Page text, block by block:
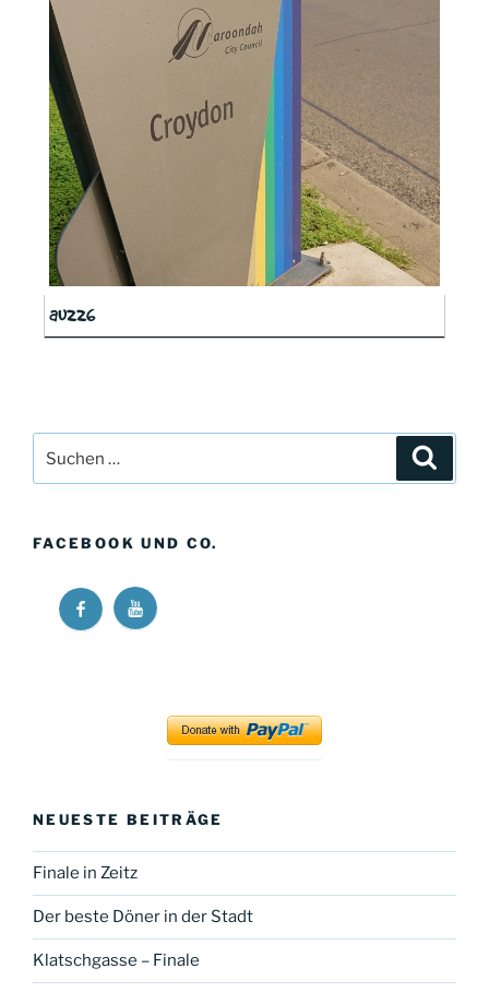
au226
nach:
FACEBOOK UND CO.
Ricos
Long
Ricos
Long
YouTube
NEUESTE BEITRÄGE
Finale in Zeitz
Der beste Döner in der Stadt
Klatschgasse – Finale